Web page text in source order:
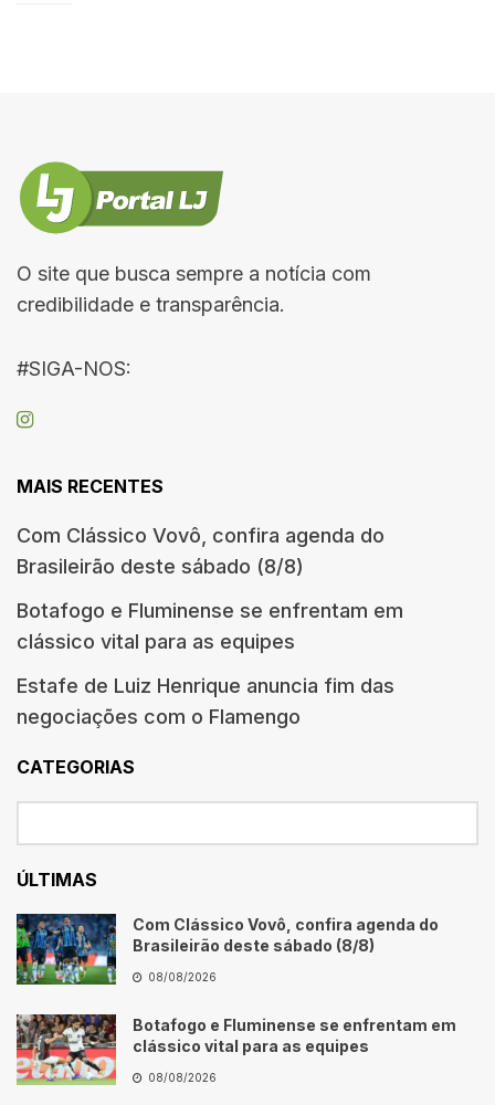
O site que busca sempre a notícia com
credibilidade e transparência.
#SIGA-NOS:
MAIS RECENTES
Com Clássico Vovô, confira agenda do
Brasileirão deste sábado (8/8)
Botafogo e Fluminense se enfrentam em
clássico vital para as equipes
Estafe de Luiz Henrique anuncia fim das
negociações com o Flamengo
CATEGORIAS
ÚLTIMAS
Com Clássico Vovô, confira agenda do
Brasileirão deste sábado (8/8)
08/08/2026
Botafogo e Fluminense se enfrentam em
clássico vital para as equipes
08/08/2026